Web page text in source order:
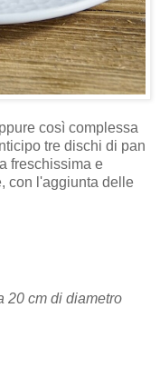
così complessa
tre dischi di pan
freschissima e
con l'aggiunta delle
20 cm di diametro